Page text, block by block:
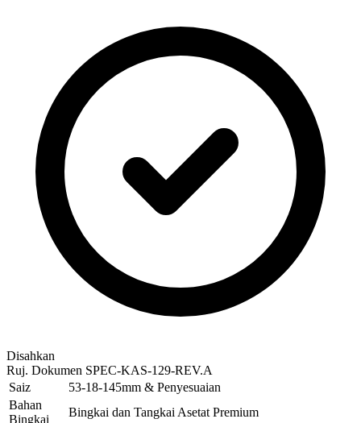
Disahkan
Ruj. Dokumen SPEC-KAS-129-REV.A
Saiz
53-18-145mm & Penyesuaian
Bahan
Bingkai
Bingkai dan Tangkai Asetat Premium